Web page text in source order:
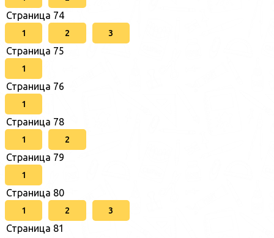
Страница 74
1 2 3
Страница 75
1
Страница 76
1
Страница 78
1 2
Страница 79
1
Страница 80
1 2 3
Страница 81